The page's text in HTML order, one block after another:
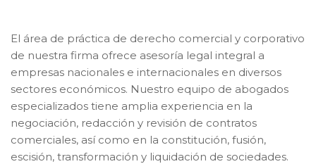
El área de práctica de derecho comercial y corporativo
de nuestra firma ofrece asesoría legal integral a
empresas nacionales e internacionales en diversos
sectores económicos. Nuestro equipo de abogados
especializados tiene amplia experiencia en la
negociación, redacción y revisión de contratos
comerciales, así como en la constitución, fusión,
escisión, transformación y liquidación de sociedades.